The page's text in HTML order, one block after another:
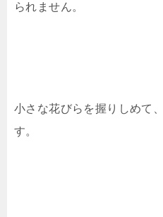
られません。
小さな花びらを握りしめて
す。